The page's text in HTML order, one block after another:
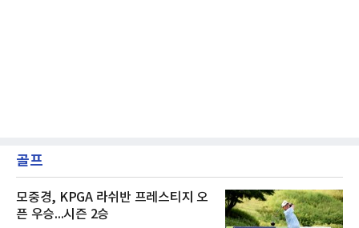
골프
모중경, KPGA 라쉬반 프레스티지 오
픈 우승...시즌 2승